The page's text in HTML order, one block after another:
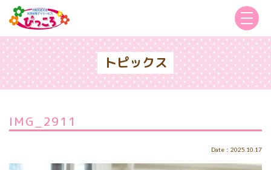
トピックス
IMG_2911
Date：2025.10.17